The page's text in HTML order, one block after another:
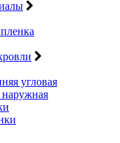
угловая
наружная